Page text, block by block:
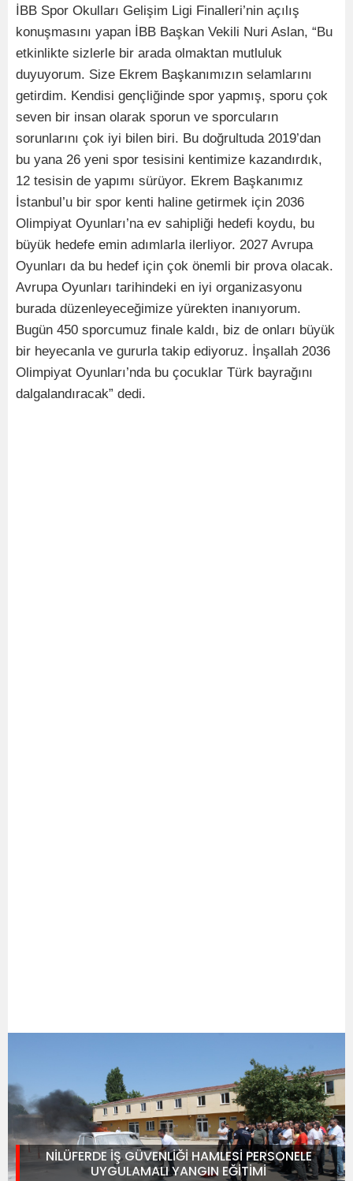
İBB Spor Okulları Gelişim Ligi Finalleri’nin açılış
konuşmasını yapan İBB Başkan Vekili Nuri Aslan, “Bu
etkinlikte sizlerle bir arada olmaktan mutluluk
duyuyorum. Size Ekrem Başkanımızın selamlarını
getirdim. Kendisi gençliğinde spor yapmış, sporu çok
seven bir insan olarak sporun ve sporcuların
sorunlarını çok iyi bilen biri. Bu doğrultuda 2019’dan
bu yana 26 yeni spor tesisini kentimize kazandırdık,
12 tesisin de yapımı sürüyor. Ekrem Başkanımız
İstanbul’u bir spor kenti haline getirmek için 2036
Olimpiyat Oyunları’na ev sahipliği hedefi koydu, bu
büyük hedefe emin adımlarla ilerliyor. 2027 Avrupa
Oyunları da bu hedef için çok önemli bir prova olacak.
Avrupa Oyunları tarihindeki en iyi organizasyonu
burada düzenleyeceğimize yürekten inanıyorum.
Bugün 450 sporcumuz finale kaldı, biz de onları büyük
bir heyecanla ve gururla takip ediyoruz. İnşallah 2036
Olimpiyat Oyunları’nda bu çocuklar Türk bayrağını
dalgalandıracak” dedi.
NİLÜFERDE İŞ GÜVENLİĞİ HAMLESİ PERSONELE
UYGULAMALI YANGIN EĞİTİMİ